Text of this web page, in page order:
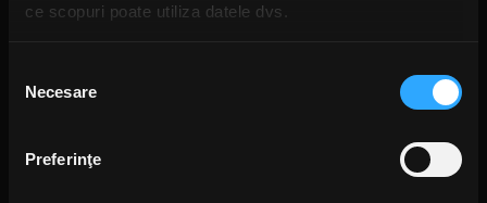
ce scopuri poate utiliza datele dvs.
Să colectăm informațiile cu privire la locația dvs.
Să vă identificăm dispozitivul scanândul-l în mod
activ după caracteristici specifice (amprentare)
consimțământului
Necesare
Preferinţe
Green Day a lansat un canal
YouTube cu transmisie non-stop